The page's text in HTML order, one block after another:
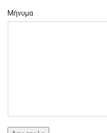
Μήνυμα